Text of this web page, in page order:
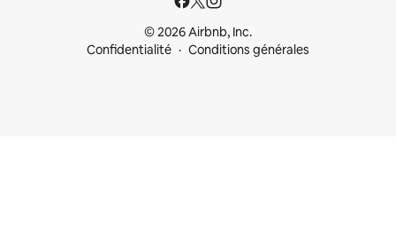
© 2026 Airbnb, Inc.
Confidentialité
Conditions générales